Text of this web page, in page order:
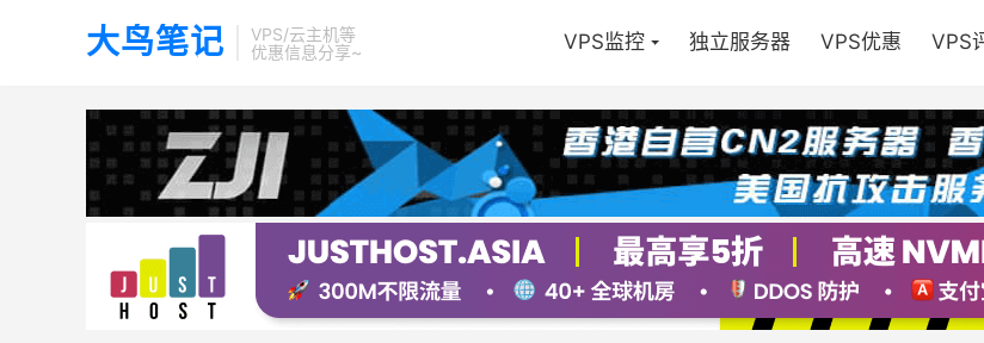
大鸟笔记
VPS/云主机等
优惠信息分享~
VPS监控 独立服务器 VPS优惠 VPS